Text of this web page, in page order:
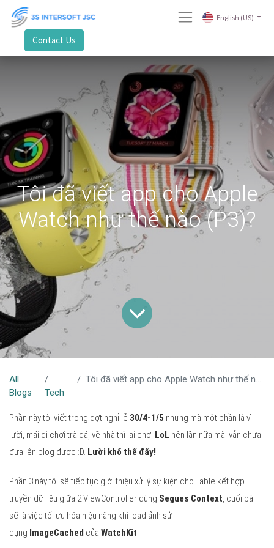
English (US)
Contact Us
Tôi đã viết app cho Apple
Watch như thế nào (P3)?
All
Blogs
Tech
Tôi đã viết app cho Apple Watch như thế nào (P3)?
Phần này tôi viết trong đợt nghỉ lễ 30/4-1/5 nhưng mà một phần là vì
lười, mải đi chơi trà đá, về nhà thì lại chơi LoL nên lần nữa mãi vẫn chưa
đưa lên blog được :D. Lười khổ thế đấy!
Phần 3 này tôi sẽ tiếp tục giới thiệu xử lý sự kiện cho Table kết hợp
truyền dữ liệu giữa 2 ViewController dùng Segues Context, cuối bài
sẽ là việc tối ưu hóa hiệu năng khi load ảnh sử
dụng ImageCached của WatchKit.